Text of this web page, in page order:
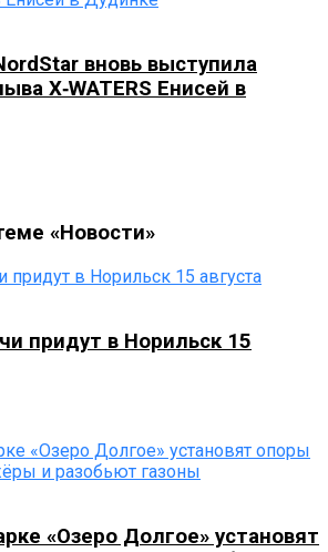
вновь выступила
X‑WATERS Енисей в
«Новости»
придут в Норильск 15
«Озеро Долгое» установят